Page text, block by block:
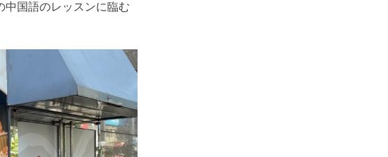
国語のレッスンに臨む